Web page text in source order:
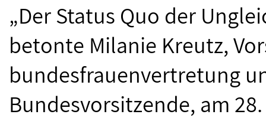
„Der Status Quo der
betonte Milanie Kreutz,
bundesfrauenvertretung
Bundesvorsitzende, am